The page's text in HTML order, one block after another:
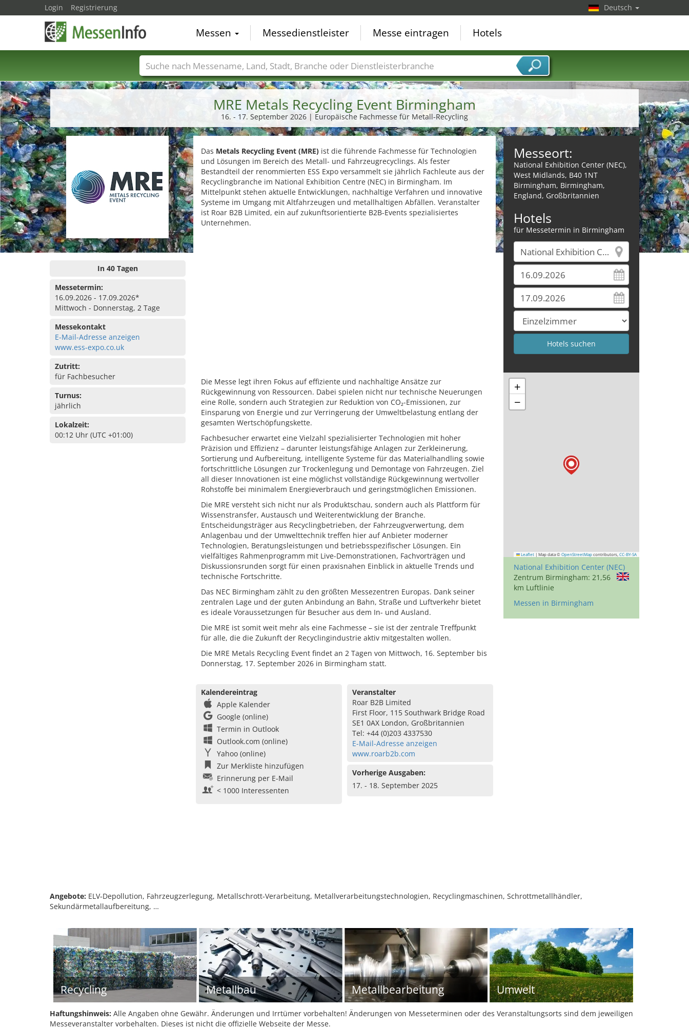
MRE Metals Recycling Event Birmingham
16. - 17. September 2026 | Europäische Fachmesse für Metall‑Recycling
In 40 Tagen
Messetermin:
16.09.2026 - 17.09.2026*
Mittwoch - Donnerstag, 2 Tage
Messekontakt
E-Mail-Adresse anzeigen
www.ess-expo.co.uk
Zutritt:
für Fachbesucher
Turnus:
jährlich
Lokalzeit:
00:12 Uhr (UTC +01:00)
Das Metals Recycling Event (MRE)ist die führende Fachmesse für Technologien
und Lösungen im Bereich des Metall- und Fahrzeugrecyclings. Als fester
Bestandteil der renommierten ESS Expo versammelt sie jährlich Fachleute aus der
Recyclingbranche im National Exhibition Centre (NEC) in Birmingham. Im
Mittelpunkt stehen aktuelle Entwicklungen, nachhaltige Verfahren und innovative
Systeme im Umgang mit Altfahrzeugen und metallhaltigen Abfällen. Veranstalter
ist Roar B2B Limited, ein auf zukunftsorientierte B2B-Events spezialisiertes
Unternehmen.
Die Messe legt ihren Fokus auf effiziente und nachhaltige Ansätze zur
Rückgewinnung von Ressourcen. Dabei spielen nicht nur technische Neuerungen
eine Rolle, sondern auch Strategien zur Reduktion von CO₂-Emissionen, zur
Einsparung von Energie und zur Verringerung der Umweltbelastung entlang der
gesamten Wertschöpfungskette.
Fachbesucher erwartet eine Vielzahl spezialisierter Technologien mit hoher
Präzision und Effizienz – darunter leistungsfähige Anlagen zur Zerkleinerung,
Sortierung und Aufbereitung, intelligente Systeme für das Materialhandling sowie
fortschrittliche Lösungen zur Trockenlegung und Demontage von Fahrzeugen. Ziel
all dieser Innovationen ist eine möglichst vollständige Rückgewinnung wertvoller
Rohstoffe bei minimalem Energieverbrauch und geringstmöglichen Emissionen.
Die MRE versteht sich nicht nur als Produktschau, sondern auch als Plattform für
Wissenstransfer, Austausch und Weiterentwicklung der Branche.
Entscheidungsträger aus Recyclingbetrieben, der Fahrzeugverwertung, dem
Anlagenbau und der Umwelttechnik treffen hier auf Anbieter moderner
Technologien, Beratungsleistungen und betriebsspezifischer Lösungen. Ein
vielfältiges Rahmenprogramm mit Live-Demonstrationen, Fachvorträgen und
Diskussionsrunden sorgt für einen praxisnahen Einblick in aktuelle Trends und
technische Fortschritte.
Das NEC Birmingham zählt zu den größten Messezentren Europas. Dank seiner
zentralen Lage und der guten Anbindung an Bahn, Straße und Luftverkehr bietet
es ideale Voraussetzungen für Besucher aus dem In- und Ausland.
Die MRE ist somit weit mehr als eine Fachmesse – sie ist der zentrale Treffpunkt
für alle, die die Zukunft der Recyclingindustrie aktiv mitgestalten wollen.
Die MRE Metals Recycling Event findet an 2 Tagen von Mittwoch, 16. September bis
Donnerstag, 17. September 2026 in Birmingham statt.
Kalendereintrag
Apple Kalender
Google (online)
Termin in Outlook
Outlook.com (online)
Yahoo (online)
Zur Merkliste hinzufügen
Erinnerung per E-Mail
< 1000 Interessenten
Veranstalter
Roar B2B Limited
First Floor, 115 Southwark Bridge Road
SE1 0AX London, Großbritannien
Tel: +44 (0)203 4337530
E-Mail-Adresse anzeigen
www.roarb2b.com
Vorherige Ausgaben:
17. - 18. September 2025
Messeort:
National Exhibition Center (NEC),
West Midlands, B40 1NT
Birmingham, Birmingham,
England, Großbritannien
Hotels
für Messetermin in Birmingham
+
−
Leaflet | Map data © OpenStreetMap contributors, CC-BY-SA
National Exhibition Center (NEC)
Zentrum Birmingham: 21,56
km Luftlinie
Messen in Birmingham
Angebote: ELV‑Depollution, Fahrzeugzerlegung, Metallschrott‑Verarbeitung, Metallverarbeitungstechnologien, Recyclingmaschinen, Schrottmetallhändler,
Sekundärmetallaufbereitung, …
Recycling Metallbau Metallbearbeitung Umwelt
Haftungshinweis: Alle Angaben ohne Gewähr. Änderungen und Irrtümer vorbehalten! Änderungen von Messeterminen oder des Veranstaltungsorts sind dem jeweiligen
Messeveranstalter vorbehalten. Dieses ist nicht die offizielle Webseite der Messe.
Login Registrierung Deutsch
Messen Messedienstleister Messe eintragen Hotels
Messenamen Länder Städte Branchen Dienstleisterbranchen